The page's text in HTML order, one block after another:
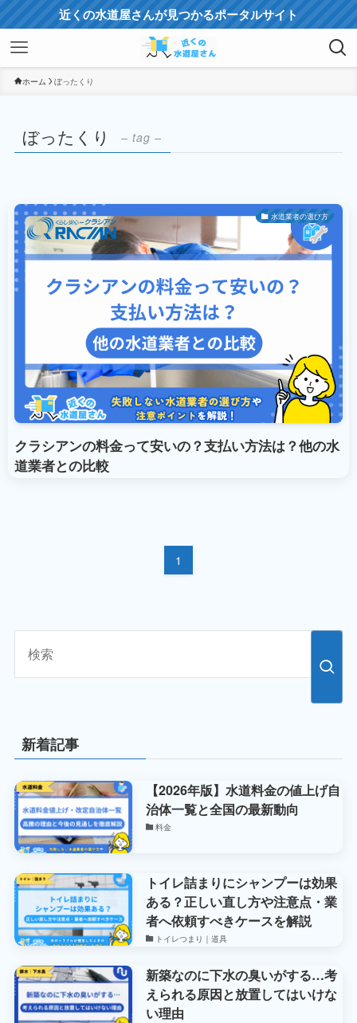
近くの水道屋さんが見つかるポータルサイト
ホーム ぼったくり
ぼったくり – tag –
水道業者の選び方
クラシアンの料金って安いの？支払い方法は？他の水
道業者との比較
1
新着記事
【2026年版】水道料金の値上げ自
治体一覧と全国の最新動向
料金
トイレ詰まりにシャンプーは効果
ある？正しい直し方や注意点・業
者へ依頼すべきケースを解説
トイレつまり｜道具
新築なのに下水の臭いがする…考
えられる原因と放置してはいけな
い理由